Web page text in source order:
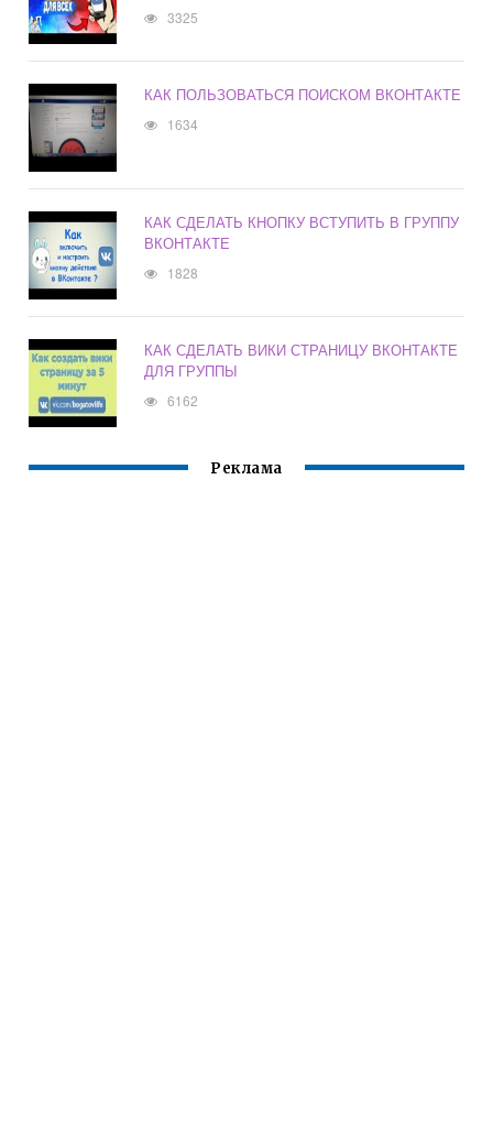
3325
КАК ПОЛЬЗОВАТЬСЯ ПОИСКОМ ВКОНТАКТЕ
1634
КАК СДЕЛАТЬ КНОПКУ ВСТУПИТЬ В ГРУППУ
ВКОНТАКТЕ
1828
КАК СДЕЛАТЬ ВИКИ СТРАНИЦУ ВКОНТАКТЕ
ДЛЯ ГРУППЫ
6162
Реклама